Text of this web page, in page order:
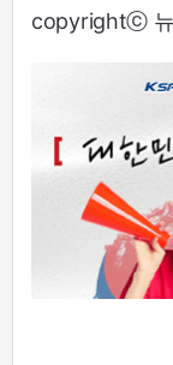
copyrightⓒ 뉴